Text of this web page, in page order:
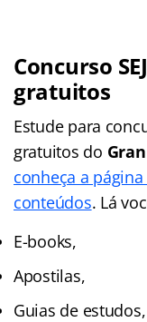
Concurso
gratuitos
Estude para
gratuitos do
conheça a
conteúdos. Lá
E-books,
Apostilas,
Guias de estudos,